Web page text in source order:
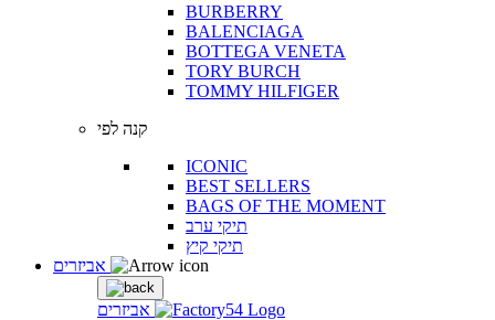
BURBERRY
BALENCIAGA
BOTTEGA VENETA
TORY BURCH
TOMMY HILFIGER
קנה לפי
ICONIC
BEST SELLERS
BAGS OF THE MOMENT
תיקי ערב
תיקי קיץ
אביזרים